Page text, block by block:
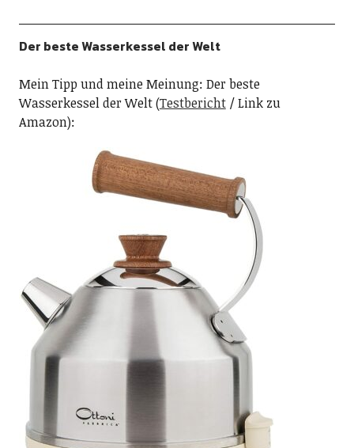
Der beste Wasserkessel der Welt
Mein Tipp und meine Meinung: Der beste
Wasserkessel der Welt (Testbericht/ Link zu
Amazon):